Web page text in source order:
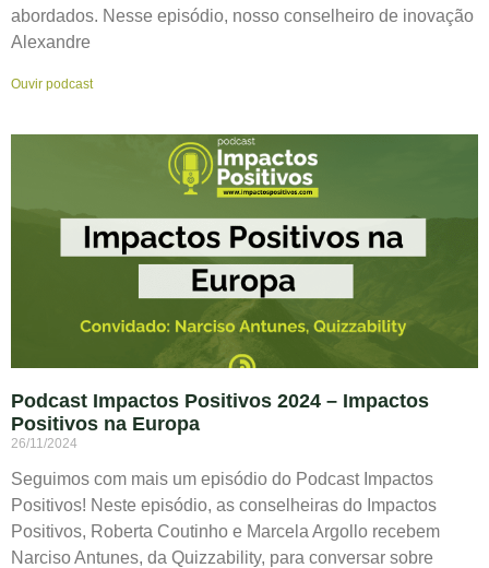
abordados. Nesse episódio, nosso conselheiro de inovação
Alexandre
Ouvir podcast
Podcast Impactos Positivos 2024 – Impactos
Positivos na Europa
26/11/2024
Seguimos com mais um episódio do Podcast Impactos
Positivos! Neste episódio, as conselheiras do Impactos
Positivos, Roberta Coutinho e Marcela Argollo recebem
Narciso Antunes, da Quizzability, para conversar sobre